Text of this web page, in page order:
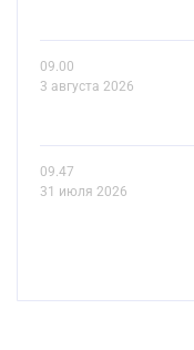
09.00
3 августа 2026
09.47
31 июля 2026